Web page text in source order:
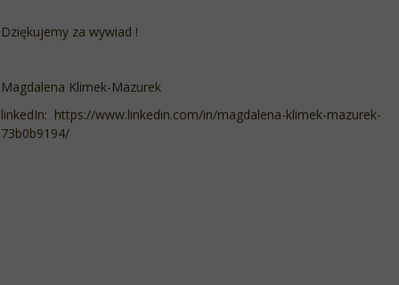
Dziękujemy za wywiad !
Magdalena Klimek-Mazurek
linkedIn: https://www.linkedin.com/in/magdalena-klimek-mazurek-
73b0b9194/